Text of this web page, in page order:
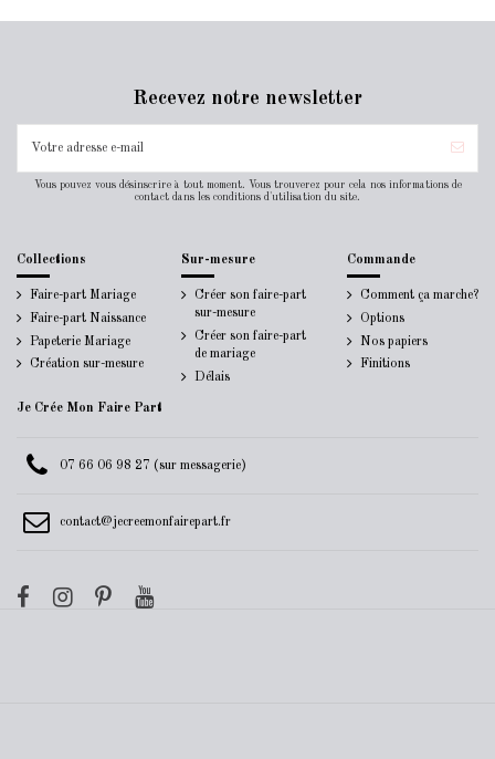
Recevez notre newsletter
Vous pouvez vous désinscrire à tout moment. Vous trouverez pour cela nos informations de
contact dans les conditions d'utilisation du site.
Collections
Faire-part Mariage
Faire-part Naissance
Papeterie Mariage
Création sur-mesure
Sur-mesure
Créer son faire-part
sur-mesure
Créer son faire-part
de mariage
Délais
Commande
Comment ça marche?
Options
Nos papiers
Finitions
Je Crée Mon Faire Part
07 66 06 98 27 (sur messagerie)
contact@jecreemonfairepart.fr